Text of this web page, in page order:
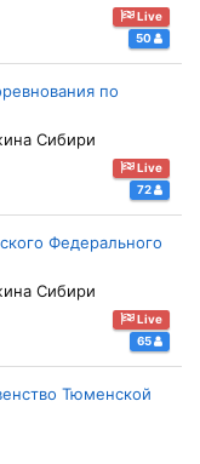
Live
50
по
Сибири
Live
72
Федерального
Сибири
Live
65
Тюменской